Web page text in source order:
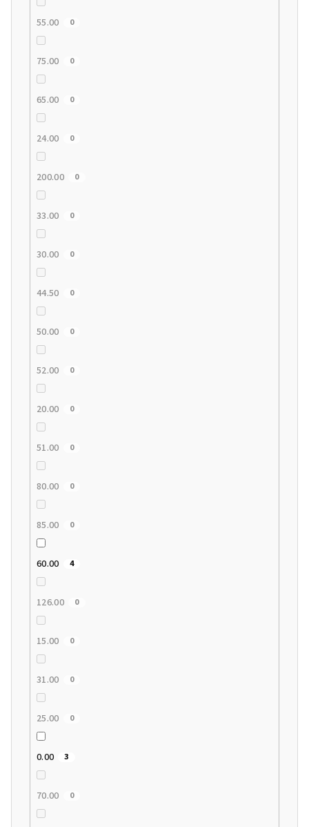
55.00 0
75.00 0
65.00 0
24.00 0
200.00 0
33.00 0
30.00 0
44.50 0
50.00 0
52.00 0
20.00 0
51.00 0
80.00 0
85.00 0
60.00 4
126.00 0
15.00 0
31.00 0
25.00 0
0.00 3
70.00 0